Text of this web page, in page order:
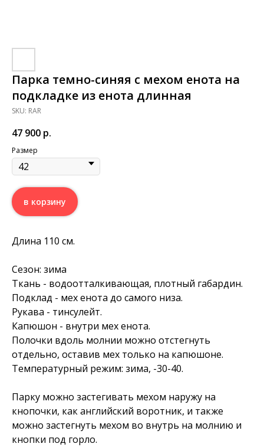
Парка темно-синяя с мехом енота на
подкладке из енота длинная
SKU: RAR
47 900 р.
Размер
в корзину
Длина 110 см.
Сезон: зима
Ткань - водоотталкивающая, плотный габардин.
Подклад - мех енота до самого низа.
Рукава - тинсулейт.
Капюшон - внутри мех енота.
Полочки вдоль молнии можно отстегнуть
отдельно, оставив мех только на капюшоне.
Температурный режим: зима, -30-40.
Парку можно застегивать мехом наружу на
кнопочки, как английский воротник, и также
можно застегнуть мехом во внутрь на молнию и
кнопки под горло.